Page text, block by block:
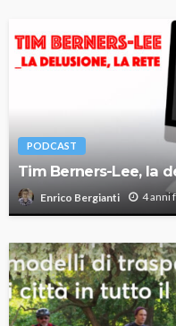
PODCAST
Tim Berners-Lee, la
Enrico Bergianti 4 anni